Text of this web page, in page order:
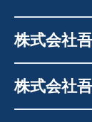
株式会社
株式会社